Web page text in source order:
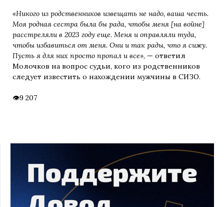
«Никого из родственников извещать не надо, ваша честь.
Моя родная сестра была бы рада, чтобы меня [на войне]
расстреляли в 2023 году еще. Меня и оправляли туда,
чтобы избавиться от меня. Они и так рады, что я сижу.
Пусть я для них просто пропал и все», — ответил
Молочков на вопрос судьи, кого из родственников
следует известить о нахождении мужчины в СИЗО.
9 207